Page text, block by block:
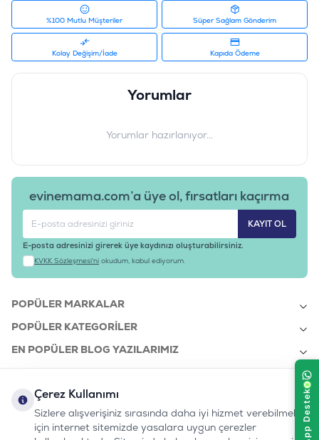
%100 Mutlu Müşteriler Süper Sağlam Gönderim
Kolay Değişim/İade Kapıda Ödeme
Yorumlar
Yorumlar hazırlanıyor...
evinemama.com’a üye ol, fırsatları kaçırma
KAYIT OL
E-posta adresinizi girerek üye kaydınızı oluşturabilirsiniz.
KVKK Sözleşmesi'ni okudum, kabul ediyorum.
POPÜLER MARKALAR
POPÜLER KATEGORILER
EN POPÜLER BLOG YAZILARIMIZ
KURUMSAL
Çerez Kullanımı
Sizlere alışverişiniz sırasında daha iyi hizmet verebilmek
için internet sitemizde yasalara uygun çerezler